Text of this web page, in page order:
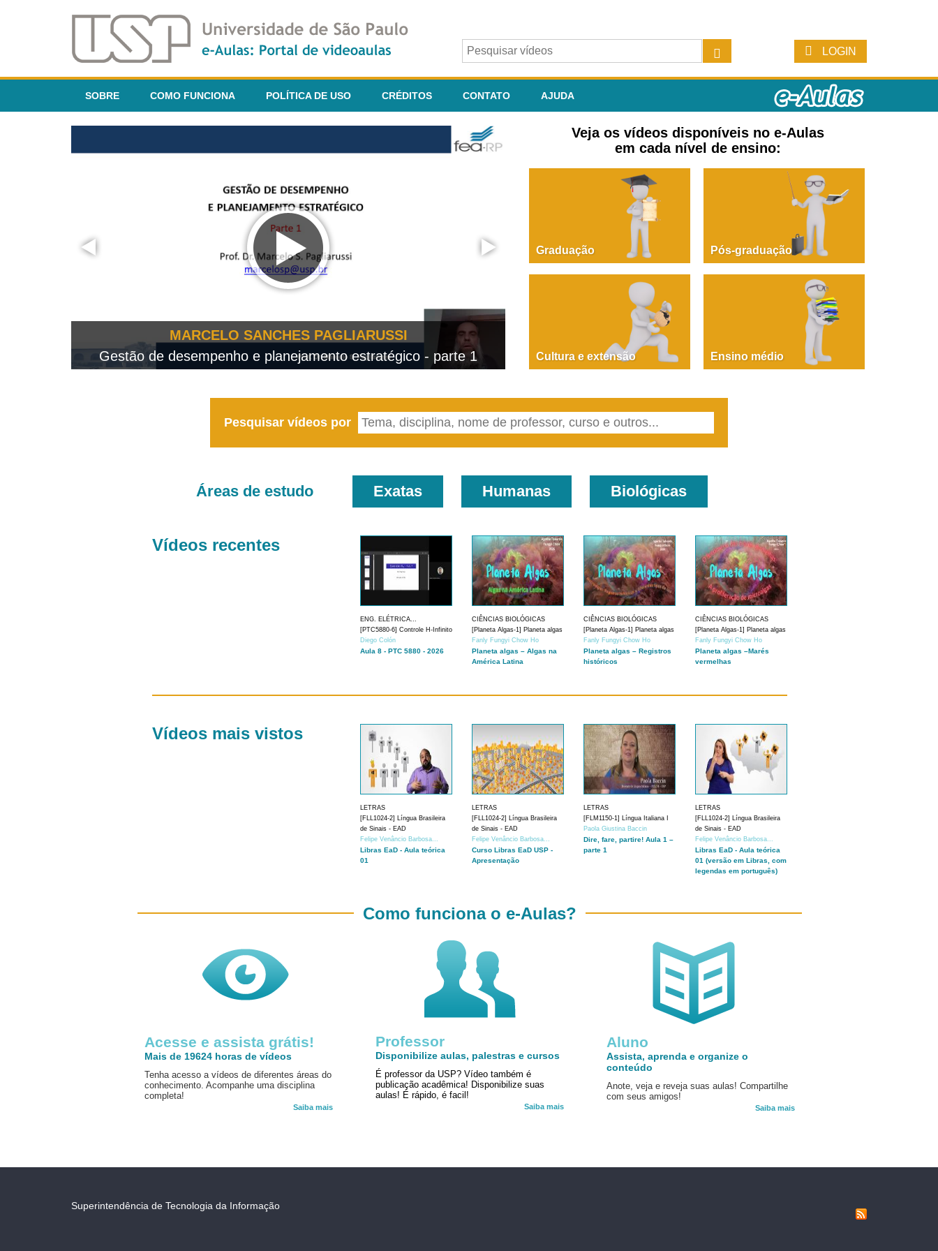
LOGIN
SOBRE COMO FUNCIONA POLÍTICA DE USO CRÉDITOS CONTATO AJUDA
MARCELO SANCHES PAGLIARUSSI
Gestão de desempenho e planejamento estratégico - parte 1
PAOLA GIUSTINA BACCIN
Dire, fare, partire! Aula 1 – parte 1
Veja os vídeos disponíveis no e-Aulas
em cada nível de ensino:
Graduação Pós-graduação
Cultura e extensão Ensino médio
Pesquisar vídeos por
Áreas de estudo Exatas Humanas Biológicas
Vídeos recentes
ENG. ELÉTRICA...
[PTC5880-6] Controle H-Infinito
Diego Colón
Aula 8 - PTC 5880 - 2026
CIÊNCIAS BIOLÓGICAS
[Planeta Algas-1] Planeta algas
Fanly Fungyi Chow Ho
Planeta algas – Algas na
América Latina
CIÊNCIAS BIOLÓGICAS
[Planeta Algas-1] Planeta algas
Fanly Fungyi Chow Ho
Planeta algas – Registros
históricos
CIÊNCIAS BIOLÓGICAS
[Planeta Algas-1] Planeta algas
Fanly Fungyi Chow Ho
Planeta algas –Marés
vermelhas
Vídeos mais vistos
LETRAS
[FLL1024-2] Língua Brasileira
de Sinais - EAD
Felipe Venâncio Barbosa...
Libras EaD - Aula teórica
01
LETRAS
[FLL1024-2] Língua Brasileira
de Sinais - EAD
Felipe Venâncio Barbosa...
Curso Libras EaD USP -
Apresentação
LETRAS
[FLM1150-1] Língua Italiana I
Paola Giustina Baccin
Dire, fare, partire! Aula 1 –
parte 1
LETRAS
[FLL1024-2] Língua Brasileira
de Sinais - EAD
Felipe Venâncio Barbosa...
Libras EaD - Aula teórica
01 (versão em Libras, com
legendas em português)
Acesse e assista grátis!
Mais de 19624 horas de vídeos
Tenha acesso a vídeos de diferentes áreas do
conhecimento. Acompanhe uma disciplina
completa!
Saiba mais
Aluno
Assista, aprenda e organize o
conteúdo
Anote, veja e reveja suas aulas! Compartilhe
com seus amigos!
Saiba mais
Como funciona o e-Aulas?
Professor
Disponibilize aulas, palestras e cursos
É professor da USP? Vídeo também é
publicação acadêmica! Disponibilize suas
aulas! É rápido, é facil!
Saiba mais
Superintendência de Tecnologia da Informação